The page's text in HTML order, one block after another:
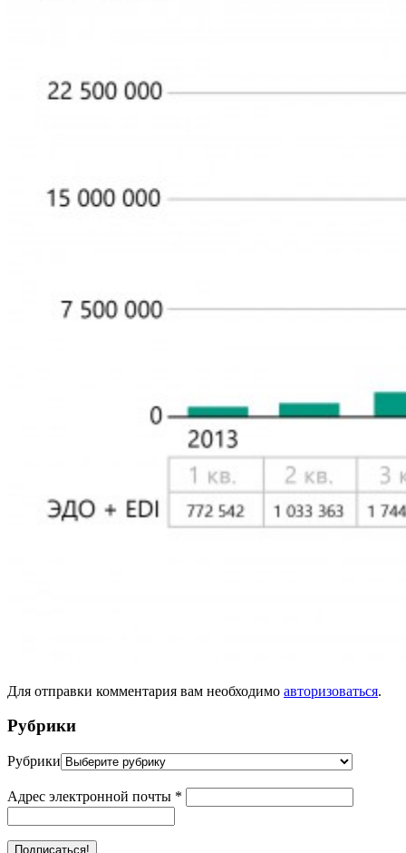
Для отправки комментария вам необходимо авторизоваться.
Рубрики
Рубрики
Адрес электронной почты *